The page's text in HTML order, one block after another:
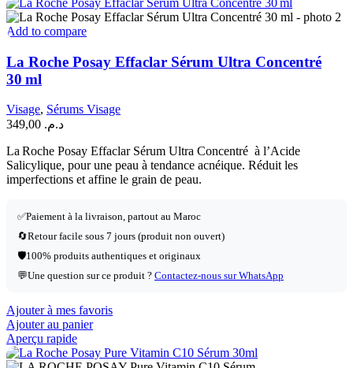
Add to compare
La Roche Posay Effaclar Sérum Ultra Concentré
30 ml
Visage, Sérums Visage
د.م.
La Roche Posay Effaclar Sérum Ultra Concentré à l’Acide
Salicylique, pour une peau à tendance acnéique. Réduit les
imperfections et affine le grain de peau.
✅Paiement à la livraison, partout au Maroc
🔄Retour facile sous 7 jours (produit non ouvert)
🛡️100% produits authentiques et originaux
💬Une question sur ce produit ? Contactez-nous sur WhatsApp
Ajouter à mes favoris
Ajouter au panier
Aperçu rapide